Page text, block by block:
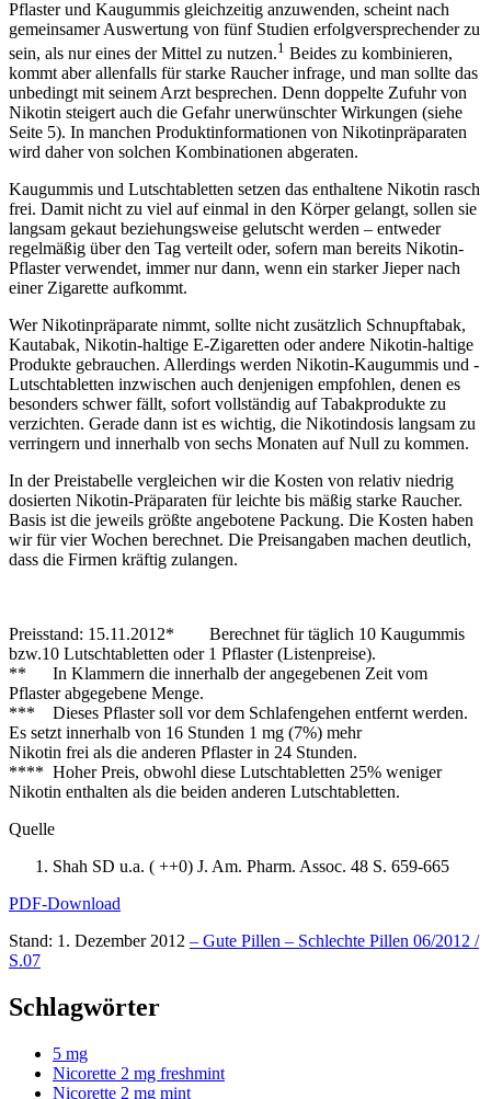
Pflaster und Kaugummis gleichzeitig anzuwenden, scheint nach
gemeinsamer Auswertung von fünf Studien erfolgversprechender zu
sein, als nur eines der Mittel zu nutzen.1 Beides zu kombinieren,
kommt aber allenfalls für starke Raucher infrage, und man sollte das
unbedingt mit seinem Arzt besprechen. Denn doppelte Zufuhr von
Nikotin steigert auch die Gefahr unerwünschter Wirkungen (siehe
Seite 5). In manchen Produktinformationen von Nikotinpräparaten
wird daher von solchen Kombinationen abgeraten.
Kaugummis und Lutschtabletten setzen das enthaltene Nikotin rasch
frei. Damit nicht zu viel auf einmal in den Körper gelangt, sollen sie
langsam gekaut beziehungsweise gelutscht werden – entweder
regelmäßig über den Tag verteilt oder, sofern man bereits Nikotin-
Pflaster verwendet, immer nur dann, wenn ein starker Jieper nach
einer Zigarette aufkommt.
Wer Nikotinpräparate nimmt, sollte nicht zusätzlich Schnupftabak,
Kautabak, Nikotin-haltige E-Zigaretten oder andere Nikotin-haltige
Produkte gebrauchen. Allerdings werden Nikotin-Kaugummis und -
Lutschtabletten inzwischen auch denjenigen empfohlen, denen es
besonders schwer fällt, sofort vollständig auf Tabakprodukte zu
verzichten. Gerade dann ist es wichtig, die Nikotindosis langsam zu
verringern und innerhalb von sechs Monaten auf Null zu kommen.
In der Preistabelle vergleichen wir die Kosten von relativ niedrig
dosierten Nikotin-Präparaten für leichte bis mäßig starke Raucher.
Basis ist die jeweils größte angebotene Packung. Die Kosten haben
wir für vier Wochen berechnet. Die Preisangaben machen deutlich,
dass die Firmen kräftig zulangen.
Preisstand: 15.11.2012* Berechnet für täglich 10 Kaugummis
bzw.10 Lutschtabletten oder 1 Pflaster (Listenpreise).
** In Klammern die innerhalb der angegebenen Zeit vom
Pflaster abgegebene Menge.
*** Dieses Pflaster soll vor dem Schlafengehen entfernt werden.
Es setzt innerhalb von 16 Stunden 1 mg (7%) mehr
Nikotin frei als die anderen Pflaster in 24 Stunden.
**** Hoher Preis, obwohl diese Lutschtabletten 25% weniger
Nikotin enthalten als die beiden anderen Lutschtabletten.
Quelle
Shah SD u.a. ( ++0) J. Am. Pharm. Assoc. 48 S. 659-665
PDF-Download
Stand: 1. Dezember 2012 – Gute Pillen – Schlechte Pillen 06/2012 /
S.07
Schlagwörter
5 mg
Nicorette 2 mg freshmint
Nicorette 2 mg mint